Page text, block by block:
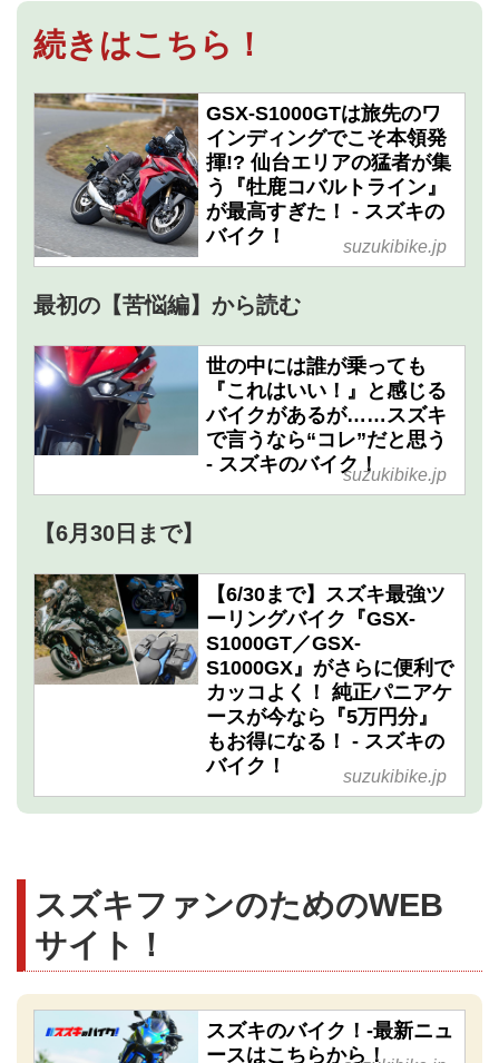
続きはこちら！
GSX-S1000GTは旅先のワ
インディングでこそ本領発
揮!? 仙台エリアの猛者が集
う『牡鹿コバルトライン』
が最高すぎた！ - スズキの
バイク！
suzukibike.jp
最初の【苦悩編】から読む
世の中には誰が乗っても
『これはいい！』と感じる
バイクがあるが……スズキ
で言うなら“コレ”だと思う
- スズキのバイク！suzukibike.jp
【6月30日まで】
【6/30まで】スズキ最強ツ
ーリングバイク『GSX-
S1000GT／GSX-
S1000GX』がさらに便利で
カッコよく！ 純正パニアケ
ースが今なら『5万円分』
もお得になる！ - スズキの
バイク！
suzukibike.jp
スズキファンのためのWEB
サイト！
スズキのバイク！-最新ニュ
ースはこちらから！